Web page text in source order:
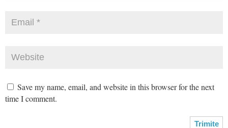
Save my name, email, and website in this browser for the next
time I comment.